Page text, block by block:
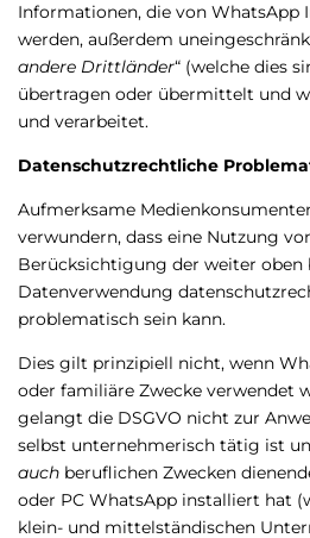
Informationen, die von WhatsApp
werden, außerdem
andere Drittländer“ (welche dies
übertragen oder übermittelt und
und verarbeitet.
Datenschutzrechtliche
Aufmerksame
verwundern, dass eine Nutzung
Berücksichtigung der weiter oben
Datenverwendung
problematisch sein kann.
Dies gilt prinzipiell nicht, wenn
oder familiäre Zwecke verwendet
gelangt die DSGVO nicht zur
selbst unternehmerisch tätig ist
auch beruflichen Zwecken
oder PC WhatsApp installiert hat
klein- und mittelständischen